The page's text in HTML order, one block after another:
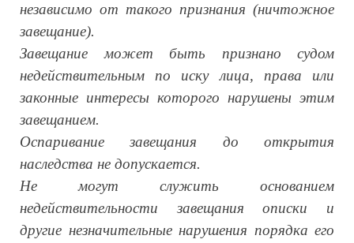
независимо от такого признания (ничтожное
завещание).
Завещание может быть признано судом
недействительным по иску лица, права или
законные интересы которого нарушены этим
завещанием.
Оспаривание завещания до открытия
наследства не допускается.
Не могут служить основанием
недействительности завещания описки и
другие незначительные нарушения порядка его